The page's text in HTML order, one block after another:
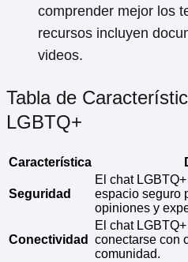
comprender mejor los
recursos incluyen
videos.
Tabla de
LGBTQ+
Característica
Seguridad
El chat
espacio seguro
opiniones y
Conectividad
El chat
conectarse con
comunidad.